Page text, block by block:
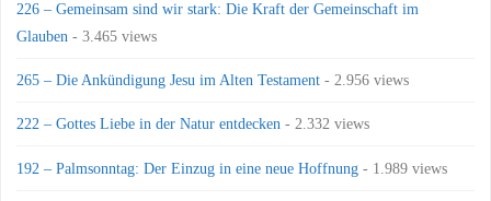
226 – Gemeinsam sind wir stark: Die Kraft der Gemeinschaft im
Glauben - 3.465 views
265 – Die Ankündigung Jesu im Alten Testament - 2.956 views
222 – Gottes Liebe in der Natur entdecken - 2.332 views
192 – Palmsonntag: Der Einzug in eine neue Hoffnung - 1.989 views